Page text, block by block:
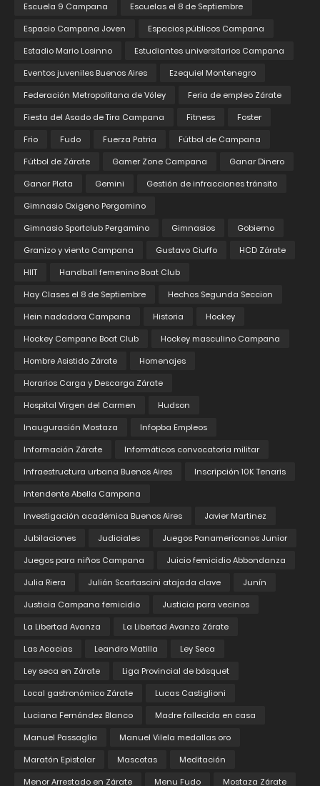
Escuela 9 Campana
Escuelas el 8 de Septiembre
Espacio Campana Joven
Espacios públicos Campana
Estadio Mario Losinno
Estudiantes universitarios Campana
Eventos juveniles Buenos Aires
Ezequiel Montenegro
Federación Metropolitana de Vóley
Feria de empleo Zárate
Fiesta del Asado de Tira Campana
Fitness
Foster
Frio
Fudo Fuerza Patria
Fútbol de Campana
Fútbol de Zárate
Gamer Zone Campana
Ganar Dinero
Ganar Plata
Gemini
Gestión de infracciones tránsito
Gimnasio Oxigeno Pergamino
Gimnasio Sportclub Pergamino
Gimnasios
Gobierno
Granizo y viento Campana
Gustavo Ciuffo
HCD Zárate
HIIT
Handball femenino Boat Club
Hay Clases el 8 de Septiembre
Hechos Segunda Seccion
Hein nadadora Campana
Historia
Hockey
Hockey Campana Boat Club
Hockey masculino Campana
Hombre Asistido Zárate
Homenajes
Horarios Carga y Descarga Zárate
Hospital Virgen del Carmen
Hudson
Inauguración Mostaza
Infopba Empleos
Información Zárate
Informáticos convocatoria militar
Infraestructura urbana Buenos Aires
Inscripción 10K Tenaris
Intendente Abella Campana
Investigación académica Buenos Aires
Javier Martinez
Jubilaciones
Judiciales
Juegos Panamericanos Junior
Juegos para niños Campana
Juicio femicidio Abbondanza
Julia Riera
Julián Scartascini atajada clave
Junín
Justicia Campana femicidio
Justicia para vecinos
La Libertad Avanza
La Libertad Avanza Zárate
Las Acacias
Leandro Matilla
Ley Seca
Ley seca en Zárate
Liga Provincial de básquet
Local gastronómico Zárate
Lucas Castiglioni
Luciana Fernández Blanco
Madre fallecida en casa
Manuel Passaglia
Manuel Vilela medallas oro
Maratón Epistolar
Mascotas
Meditación
Menor Arrestado en Zárate
Menu Fudo Mostaza Zárate